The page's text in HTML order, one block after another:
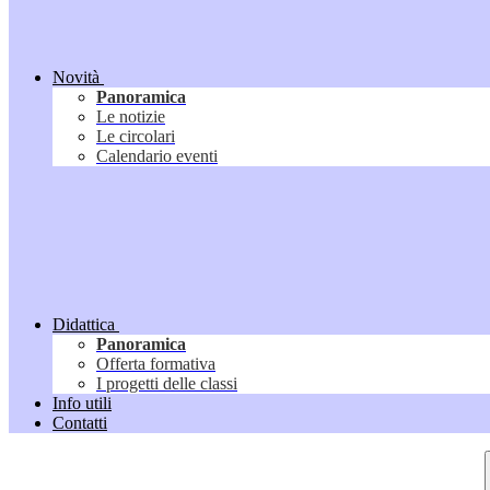
Novità
Panoramica
Le notizie
Le circolari
Calendario eventi
Didattica
Panoramica
Offerta formativa
I progetti delle classi
Info utili
Contatti